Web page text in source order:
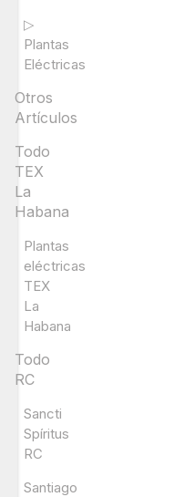
▷
Plantas
Eléctricas
Otros
Artículos
Todo
TEX
La
Habana
Plantas
eléctricas
TEX
La
Habana
Todo
RC
Sancti
Spíritus
RC
Santiago